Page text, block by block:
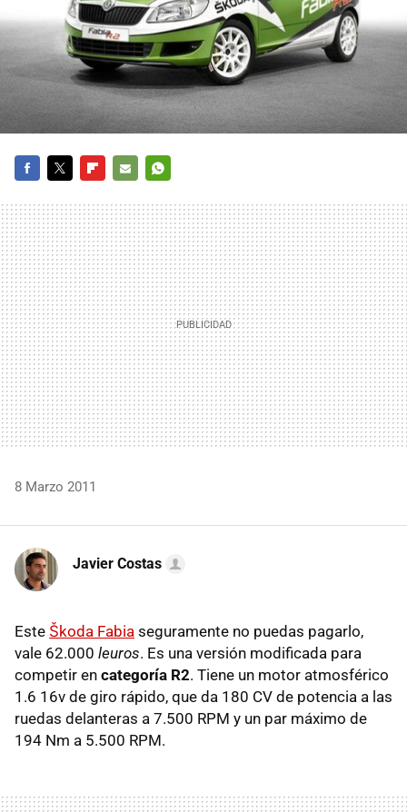
MAIL
8 Marzo 2011
Javier Costas
Este Škoda Fabia seguramente no puedas pagarlo,
vale 62.000 leuros. Es una versión modificada para
competir en categoría R2. Tiene un motor atmosférico
1.6 16v de giro rápido, que da 180 CV de potencia a las
ruedas delanteras a 7.500 RPM y un par máximo de
194 Nm a 5.500 RPM.